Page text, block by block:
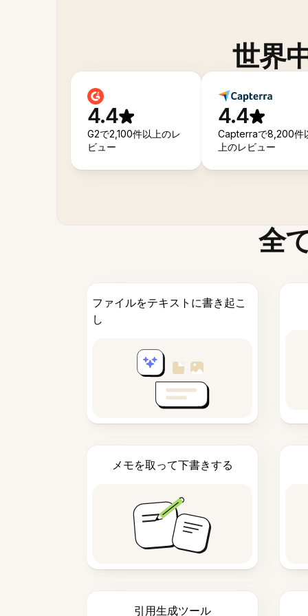
世界
4.4
G2で2,100件以上のレ
ビュー
4.4
Capterraで8,200件
上のレビュー
全
ファイルをテキストに書き起こ
し
メモを取って下書きする
引用生成ツール